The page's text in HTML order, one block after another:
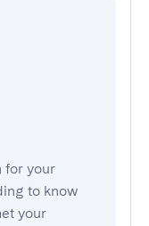
for your
to know
your